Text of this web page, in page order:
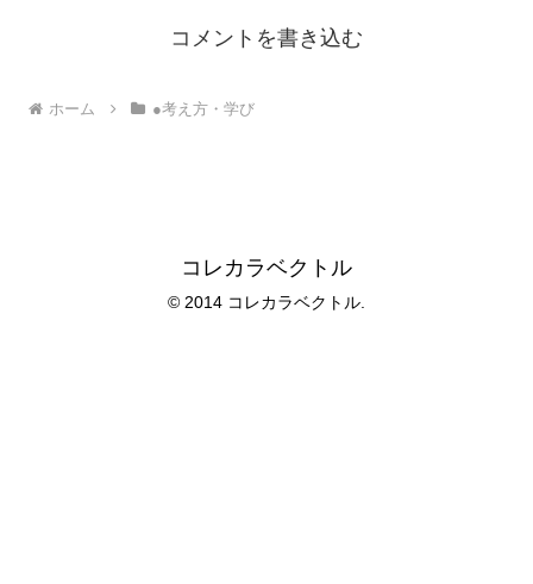
コメントを書き込む
ホーム ●考え方・学び
コレカラベクトル
© 2014 コレカラベクトル.